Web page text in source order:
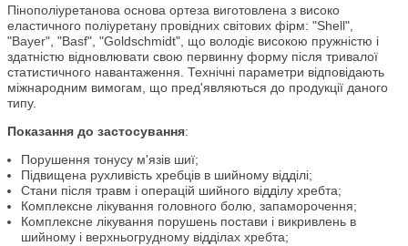
Пінополіуретанова основа ортеза виготовлена ​​з високо
еластичного поліуретану провідних світових фірм: "Shell",
"Bayer", "Basf", "Goldschmidt", що володіє високою пружністю і
здатністю відновлювати свою первинну форму після тривалої
статистичного навантаження. Технічні параметри відповідають
міжнародним вимогам, що пред'являються до продукції даного
типу.
Показання до застосування:
Порушення тонусу м'язів шиї;
Підвищена рухливість хребців в шийному відділі;
Стани після травм і операцій шийного відділу хребта;
Комплексне лікування головного болю, запаморочення;
Комплексне лікування порушень постави і викривлень в
шийному і верхньогрудному відділах хребта;